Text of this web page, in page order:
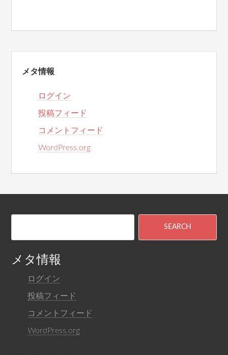
メタ情報
ログイン
投稿フィード
コメントフィード
WordPress.org
メタ情報
ログイン
投稿フィード
コメントフィード
WordPress.org